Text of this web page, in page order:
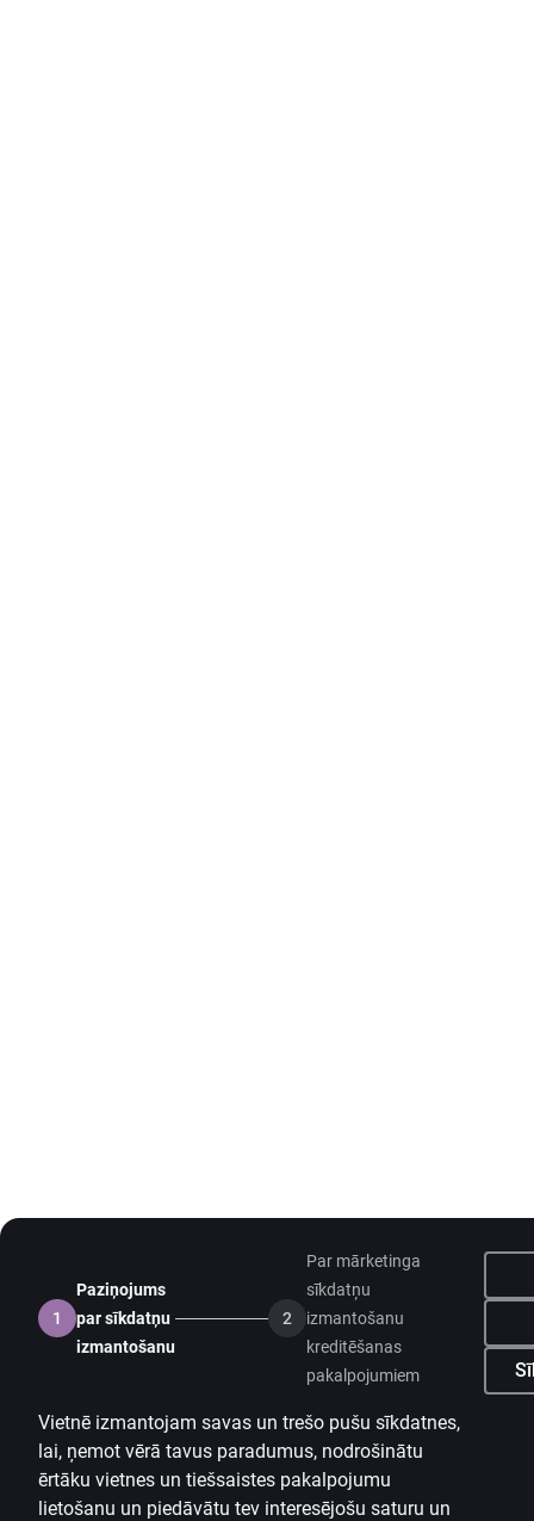
1
Paziņojums
par sīkdatņu
izmantošanu
2
Par mārketinga
sīkdatņu
izmantošanu
kreditēšanas
pakalpojumiem
Vietnē izmantojam savas un trešo pušu sīkdatnes,
lai, ņemot vērā tavus paradumus, nodrošinātu
ērtāku vietnes un tiešsaistes pakalpojumu
lietošanu un piedāvātu tev interesējošu saturu un